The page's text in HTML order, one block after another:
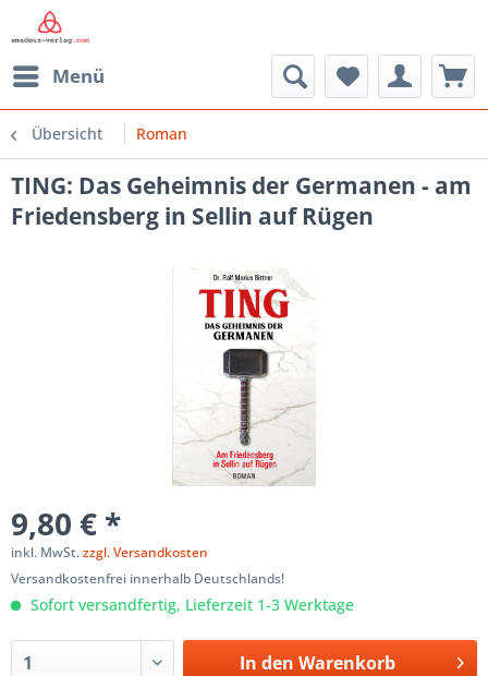
Menü
Übersicht Roman
TING: Das Geheimnis der Germanen - am
Friedensberg in Sellin auf Rügen
9,80 € *
inkl. MwSt.zzgl. Versandkosten
Versandkostenfrei innerhalb Deutschlands!
Sofort versandfertig, Lieferzeit 1-3 Werktage
In den Warenkorb